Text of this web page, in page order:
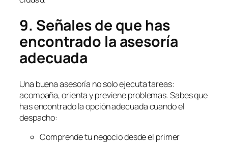
9. Señales de que has
encontrado la asesoría
adecuada
Una buena asesoría no solo ejecuta tareas:
acompaña, orienta y previene problemas. Sabes que
has encontrado la opción adecuada cuando el
despacho:
Comprende tu negocio desde el primer